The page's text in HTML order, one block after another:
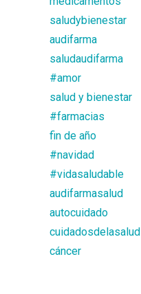
saludybienestar
audifarma
saludaudifarma
#amor
salud y bienestar
#farmacias
fin de año
#navidad
#vidasaludable
audifarmasalud
autocuidado
cuidadosdelasalud
cáncer